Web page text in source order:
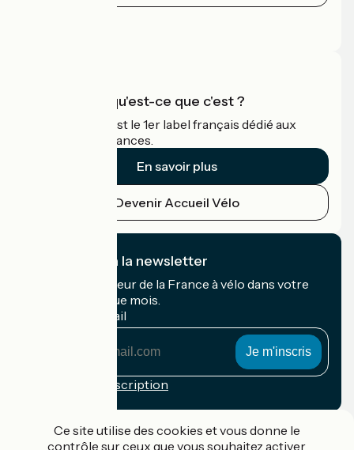
Accueil Vélo qu'est-ce que c'est ?
Accueil Vélo c'est le 1er label français dédié aux
cyclistes en vacances.
En savoir plus
Devenir Accueil Vélo
Je m'abonne à la newsletter
Recevez le meilleur de la France à vélo dans votre
boîte mail chaque mois.
Mon adresse mail
Conditions d'inscription
Ce site utilise des cookies et vous donne le
contrôle sur ceux que vous souhaitez activer